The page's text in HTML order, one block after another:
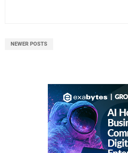
NEWER POSTS